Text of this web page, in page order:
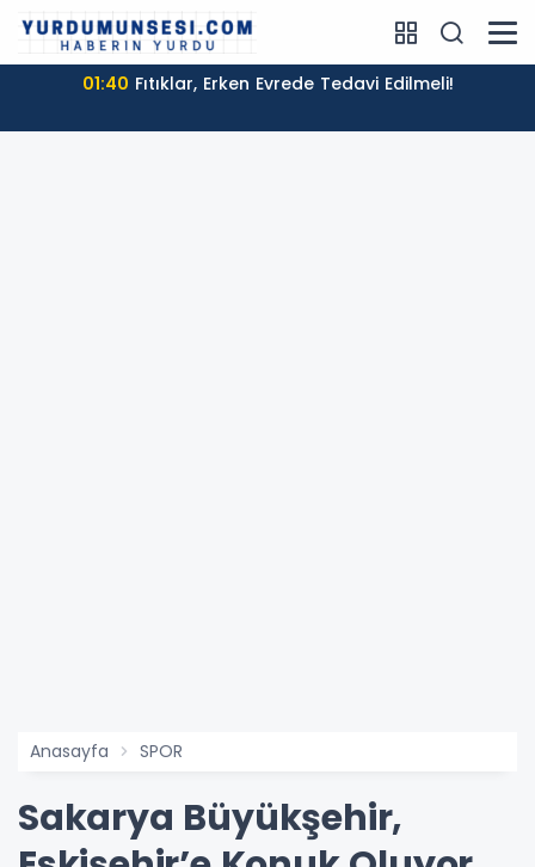
01:40 Fıtıklar, Erken Evrede Tedavi Edilmeli!
Anasayfa SPOR
Sakarya Büyükşehir,